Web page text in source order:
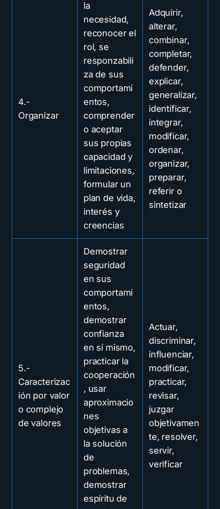
4.-
Organizar
la
necesidad,
reconocer el
rol, se
responzabili
za de sus
comportami
entos,
comprender
o aceptar
sus propias
capacidad y
limitaciones,
formular un
plan de vida,
interés y
creencias
Adquirir,
alterar,
combinar,
completar,
defender,
explicar,
generalizar,
identificar,
integrar,
modificar,
ordenar,
organizar,
preparar,
referir o
sintetizar
5.-
Caracterizac
ión por valor
o complejo
de valores
Demostrar
seguridad
en sus
comportami
entos,
demostrar
confianza
en sí mismo,
practicar la
cooperación
, usar
aproximacio
nes
objetivas a
la solución
de
problemas,
demostrar
espíritu de
Actuar,
discriminar,
influenciar,
modificar,
practicar,
revisar,
juzgar
objetivamen
te, resolver,
servir,
verificar